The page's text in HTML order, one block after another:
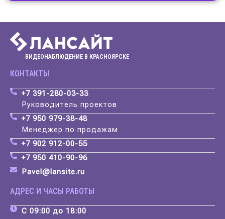
ВИДЕОНАБЛЮДЕНИЕ В КРАСНОЯРСКЕ
КОНТАКТЫ
+7 391-280-03-33
Руководитель проектов
+7 950 979-38-48
Менеджер по продажам
+7 902 912-00-55
+7 950 410-90-96
Pavel@lansite.ru
АДРЕС И ЧАСЫ РАБОТЫ
С 09:00 до 18:00